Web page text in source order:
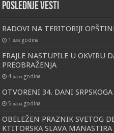
Poslednje vesti
RADOVI NA TERITORIJI
1 дан godina
FRAJLE NASTUPILE U OKVIRU
PREOBRAŽENJA
4 дана godina
OTVORENI 34. DANI
5 дана godina
OBELEŽEN PRAZNIK SVETOG
KTITORSKA SLAVA MANASTIRA